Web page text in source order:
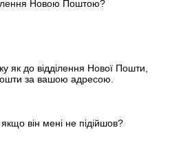
Новою Поштою?
як до відділення Нової Пошти,
за вашою адресою.
він мені не підійшов?